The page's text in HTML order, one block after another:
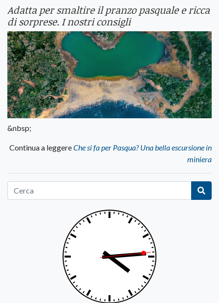
Adatta per smaltire il pranzo pasquale e ricca
di sorprese. I nostri consigli
&nbsp;
Continua a leggereChe si fa per Pasqua? Una bella escursione in
miniera